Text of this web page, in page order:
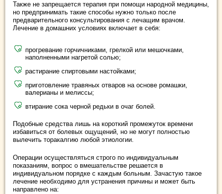
Также не запрещается терапия при помощи народной медицины,
но предпринимать такие способы нужно только после
предварительного консультирования с лечащим врачом.
Лечение в домашних условиях включает в себя:
прогревание горчичниками, грелкой или мешочками,
наполненными нагретой солью;
растирание спиртовыми настойками;
приготовление травяных отваров на основе ромашки,
валерианы и мелиссы;
втирание сока черной редьки в очаг болей.
Подобные средства лишь на короткий промежуток времени
избавиться от болевых ощущений, но не могут полностью
вылечить торакалгию любой этиологии.
Операции осуществляться строго по индивидуальным
показаниям, вопрос о вмешательстве решается в
индивидуальном порядке с каждым больным. Зачастую такое
лечение необходимо для устранения причины и может быть
направлено на: